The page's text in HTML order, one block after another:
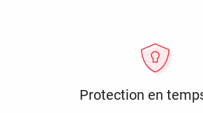
Protection en